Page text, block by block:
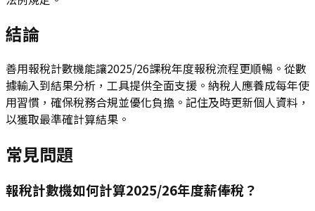
結論
善用報稅計數機能讓2025/26課稅年度報稅流程更順暢。從數
據輸入到結果分析，工具提供全面支援。納稅人應養成每年使
用習慣，確保稅務合規並優化負擔。記住及時更新個人資料，
以獲取最準確計算結果。
常見問題
報稅計數機如何計算2025/26年度薪俸稅？